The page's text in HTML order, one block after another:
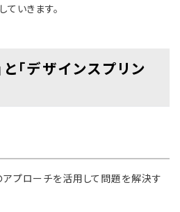
ていきます。
「デザインスプリン
アプローチを活用して問題を解決す